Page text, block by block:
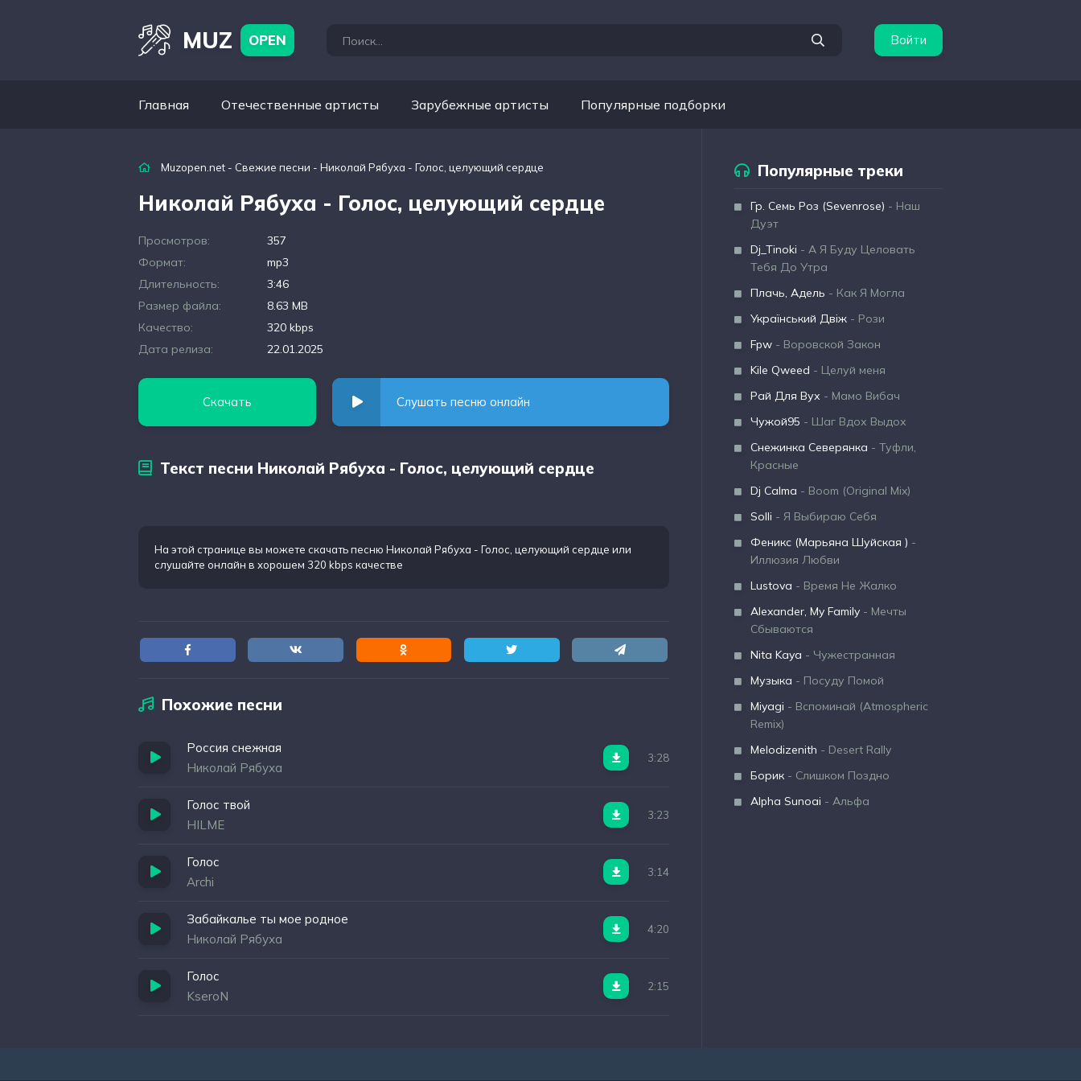
MUZ OPEN Войти
Главная Отечественные артисты Зарубежные артисты Популярные подборки
Muzopen.net - Свежие песни - Николай Рябуха - Голос, целующий сердце
Николай Рябуха - Голос, целующий сердце
Просмотров:
357
Формат:
mp3
Длительность:
3:46
Размер файла:
8.63 MB
Качество:
320 kbps
Дата релиза:
22.01.2025
Скачать Слушать песню онлайн
Текст песни Николай Рябуха - Голос, целующий сердце
На этой странице вы можете скачать песню Николай Рябуха - Голос, целующий сердце или
слушайте онлайн в хорошем 320 kbps качестве
Похожие песни
Россия снежная
Николай Рябуха
3:28
Голос твой
HILME
3:23
Голос
Archi
3:14
Забайкалье ты мое родное
Николай Рябуха
4:20
Голос
KseroN
2:15
Популярные треки
Гр. Семь Роз (Sevenrose) - Наш
Дуэт
Dj_Tinoki - А Я Буду Целовать
Тебя До Утра
Плачь, Адель - Как Я Могла
Український Двіж - Рози
Fpw - Воровской Закон
Kile Qweed - Целуй меня
Рай Для Вух - Мамо Вибач
Чужой95 - Шаг Вдох Выдох
Снежинка Северянка - Туфли,
Красные
Dj Calma - Boom (Original Mix)
Solli - Я Выбираю Себя
Феникс (Марьяна Шуйская ) -
Иллюзия Любви
Lustova - Время Не Жалко
Alexander, My Family - Мечты
Сбываются
Nita Kaya - Чужестранная
Музыка - Посуду Помой
Miyagi - Вспоминай (Atmospheric
Remix)
Melodizenith - Desert Rally
Борик - Слишком Поздно
Alpha Sunoai - Альфа